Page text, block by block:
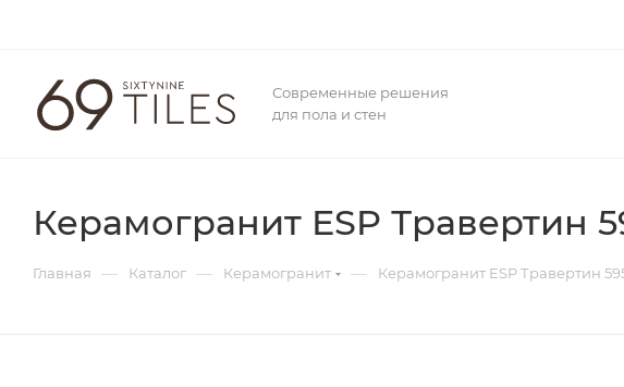
Современные решения
для пола и стен
Керамогранит ESP Травертин
Главная — Каталог — Керамогранит — Керамогранит ESP Травертин